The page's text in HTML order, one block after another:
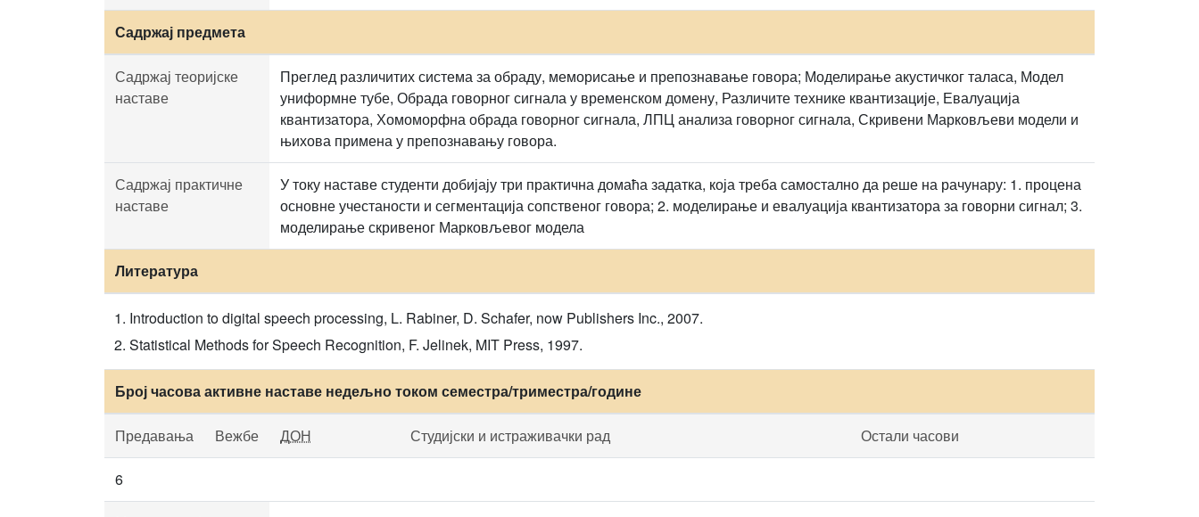
Садржај предмета
Садржај теоријске
наставе
Преглед различитих система за обраду, меморисање и препознавање говора; Моделирање акустичког таласа, Модел
униформне тубе, Обрада говорног сигнала у временском домену, Различите технике квантизације, Евалуација
квантизатора, Хомоморфна обрада говорног сигнала, ЛПЦ анализа говорног сигнала, Скривени Марковљеви модели и
њихова примена у препознавању говора.
Садржај практичне
наставе
У току наставе студенти добијају три практична домаћа задатка, која треба самостално да реше на рачунару: 1. процена
основне учестаности и сегментација сопственог говора; 2. моделирање и евалуација квантизатора за говорни сигнал; 3.
моделирање скривеног Марковљевог модела
Литература
Introduction to digital speech processing, L. Rabiner, D. Schafer, now Publishers Inc., 2007.
Statistical Methods for Speech Recognition, F. Jelinek, MIT Press, 1997.
Број часова активне наставе недељно током семестра/триместра/године
Предавања Вежбе ДОН Студијски и истраживачки рад Остали часови
6